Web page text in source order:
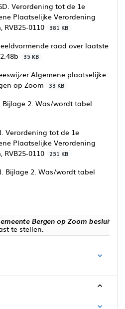
Verordening tot de 1e
Plaatselijke Verordening
RVB25-0110
381 KB
raad over laatste
35 KB
Algemene plaatselijke
op Zoom
33 KB
Bijlage 2. Was/wordt tabel
Verordening tot de 1e
Plaatselijke Verordening
RVB25-0110
251 KB
Bijlage 2. Was/wordt tabel
Bergen op Zoom besluit:
te stellen.